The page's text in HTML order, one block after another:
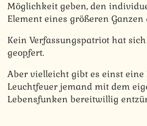
Möglichkeit geben, den
Element eines größeren Ganzen
Kein Verfassungspatriot hat
geopfert.
Aber vielleicht gibt es einst eine
Leuchtfeuer jemand mit dem
Lebensfunken bereitwillig